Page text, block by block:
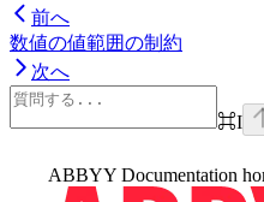
前へ
数値の値範囲の制約
次へ
⌘I
ABBYY Documentation